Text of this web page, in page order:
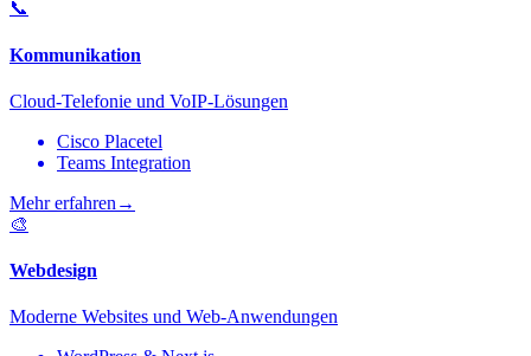
📞
Kommunikation
Cloud-Telefonie und VoIP-Lösungen
Cisco Placetel
Teams Integration
Mehr erfahren →
🎨
Webdesign
Moderne Websites und Web-Anwendungen